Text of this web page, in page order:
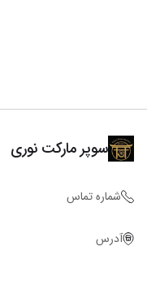
سوپر مارکت نوری
شماره تماس
آدرس